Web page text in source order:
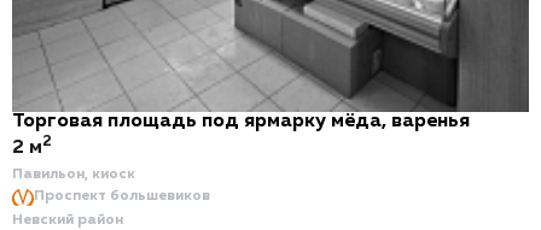
Торговая площадь под ярмарку мёда, варенья
Павильон, киоск
Проспект большевиков
Невский район
2 м2